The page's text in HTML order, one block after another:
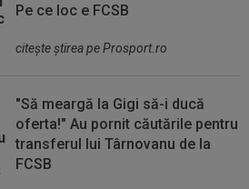
Pe ce loc e FCSB
citeşte ştirea pe Prosport.ro
"Să meargă la Gigi să-i ducă
oferta!" Au pornit căutările pentru
transferul lui Târnovanu de la
FCSB